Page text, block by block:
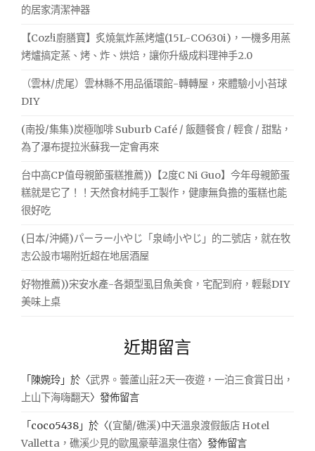
的居家清潔神器
【Coz!i廚膳寶】炙燒氣炸蒸烤爐(15L-CO630i)，一機多用蒸
烤爐搞定蒸、烤、炸、烘焙，讓你升級成料理神手2.0
（雲林/虎尾）雲林縣不用品循環館-轉轉屋，來體驗小小苔球
DIY
(南投/集集)炭極咖啡 Suburb Café / 飯麵餐食 / 輕食 / 甜點，
為了瀑布提拉米蘇我一定會再來
台中高CP值母親節蛋糕推薦))【2度C Ni Guo】今年母親節蛋
糕就是它了！！天然食材純手工製作，健康無負擔的蛋糕也能
很好吃
(日本/沖繩)パーラー小やじ「泉崎小やじ」的二號店，就在牧
志公設市場附近超在地居酒屋
好物推薦))宋安水產-各類型虱目魚美食，宅配到府，輕鬆DIY
美味上桌
近期留言
「 陳婉玲 」於〈武界。蕓蘆山莊2天一夜遊，一泊三食賞日出，
上山下海嗨翻天〉發佈留言
「 coco5438 」於〈(宜蘭/礁溪)中天溫泉渡假飯店 Hotel
Valletta，礁溪少見的歐風豪華溫泉住宿〉發佈留言